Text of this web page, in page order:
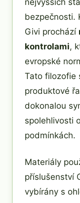
bezpečnosti.
Givi prochází
kontrolami,
evropské
Tato filozofie
produktové
dokonalou
spolehlivosti
podmínkách.
Materiály
příslušenství
vybírány s